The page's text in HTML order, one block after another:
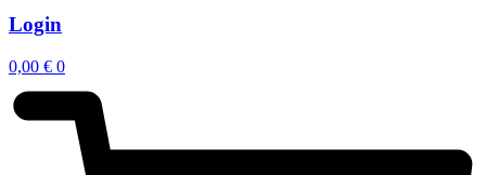
Login
0,00 € 0